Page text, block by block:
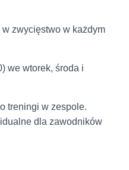
zwycięstwo w każdym
we wtorek, środa i
treningi w zespole.
dla zawodników